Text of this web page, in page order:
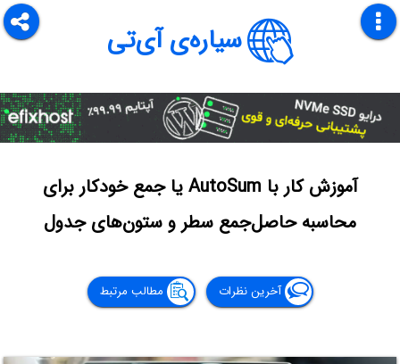
سیاره‌ی آی‌تی
آموزش کار با AutoSum یا جمع خودکار برای
محاسبه حاصل‌جمع سطر و ستون‌های جدول
آخرین نظرات مطالب مرتبط